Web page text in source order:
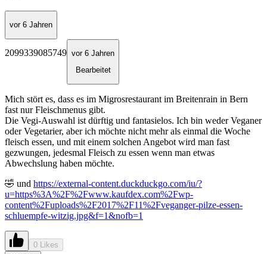
vor 6 Jahren
2099339085749 vor 6 Jahren
Bearbeitet
Mich stört es, dass es im Migrosrestaurant im Breitenrain in Bern
fast nur Fleischmenus gibt.
Die Vegi-Auswahl ist dürftig und fantasielos. Ich bin weder Veganer
oder Vegetarier, aber ich möchte nicht mehr als einmal die Woche
fleisch essen, und mit einem solchen Angebot wird man fast
gezwungen, jedesmal Fleisch zu essen wenn man etwas
Abwechslung haben möchte.
🤣 und https://external-content.duckduckgo.com/iu/?
u=https%3A%2F%2Fwww.kaufdex.com%2Fwp-
content%2Fuploads%2F2017%2F11%2Fveganger-pilze-essen-
schluempfe-witzig.jpg&f=1&nofb=1
0 Likes